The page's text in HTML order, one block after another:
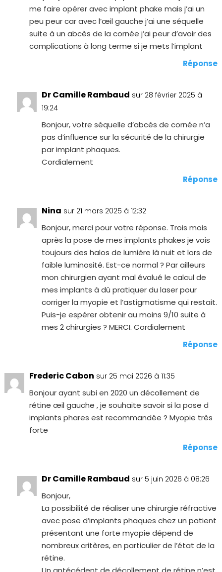
me faire opérer avec implant phake mais j’ai un
peu peur car avec l’œil gauche j’ai une séquelle
suite à un abcès de la cornée j’ai peur d’avoir des
complications à long terme si je mets l’implant
Réponse
Dr Camille Rambaud sur 28 février 2025 à
19:24
Bonjour, votre séquelle d’abcès de cornée n’a
pas d’influence sur la sécurité de la chirurgie
par implant phaques.
Cordialement
Réponse
Nina sur 21 mars 2025 à 12:32
Bonjour, merci pour votre réponse. Trois mois
après la pose de mes implants phakes je vois
toujours des halos de lumière là nuit et lors de
faible luminosité. Est-ce normal ? Par ailleurs
mon chirurgien ayant mal évalué le calcul de
mes implants à dû pratiquer du laser pour
corriger la myopie et l’astigmatisme qui restait.
Puis-je espérer obtenir au moins 9/10 suite à
mes 2 chirurgies ? MERCI. Cordialement
Réponse
Frederic Cabon sur 25 mai 2026 à 11:35
Bonjour ayant subi en 2020 un décollement de
rétine œil gauche , je souhaite savoir si la pose d
implants phares est recommandée ? Myopie très
forte
Réponse
Dr Camille Rambaud sur 5 juin 2026 à 08:26
Bonjour,
La possibilité de réaliser une chirurgie réfractive
avec pose d’implants phaques chez un patient
présentant une forte myopie dépend de
nombreux critères, en particulier de l’état de la
rétine.